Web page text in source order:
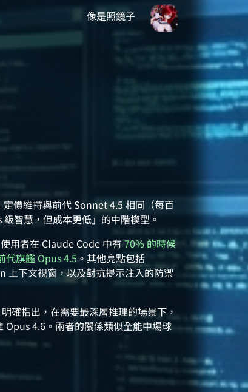
像是照鏡子
價維持與前代 Sonnet 4.5 相同（每百
智慧，但成本更低」的中階模型。
用者在 Claude Code 中有70% 的時候
代旗艦 Opus 4.5 。其他亮點包括
上下文視窗，以及對抗提示注入的防禦
確指出，在需要最深層推理的場景下，
4.6。兩者的關係類似全能中場球